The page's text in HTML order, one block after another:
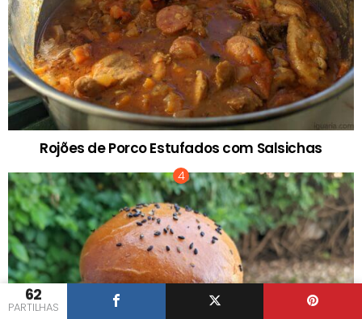
62
PARTILHAS
Rojões de Porco Estufados com Salsichas